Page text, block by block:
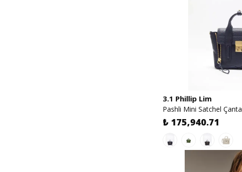
3.1 Phillip Lim
Pashli Mini Satchel Çanta
₺ 175,940.71